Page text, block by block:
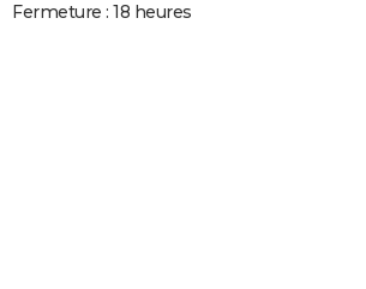
Fermeture : 18 heures